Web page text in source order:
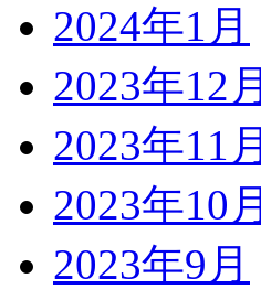
2024年1月
2023年12月
2023年11月
2023年10月
2023年9月